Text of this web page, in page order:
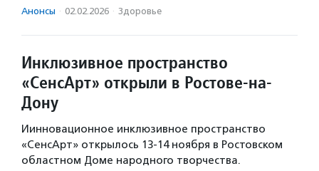
Анонсы · 02.02.2026 · Здоровье
Инклюзивное пространство
«СенсАрт» открыли в Ростове-на-
Дону
Иинновационное инклюзивное пространство
«СенсАрт» открылось 13-14 ноября в Ростовском
областном Доме народного творчества.